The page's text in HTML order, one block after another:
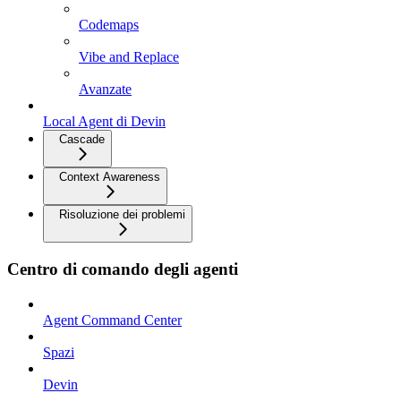
Codemaps
Vibe and Replace
Avanzate
Local Agent di Devin
Cascade
Context Awareness
Risoluzione dei problemi
Centro di comando degli agenti
Agent Command Center
Spazi
Devin